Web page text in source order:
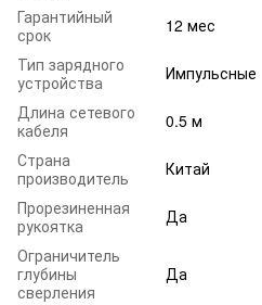
Гарантийный
срок
12 мес
Тип зарядного
устройства
Импульсные
Длина сетевого
кабеля
0.5 м
Страна
производитель
Китай
Прорезиненная
рукоятка
Да
Ограничитель
глубины
сверления
Да